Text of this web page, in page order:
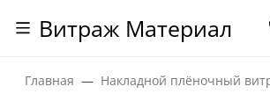
Витраж Материал
Главная Накладной плёночный